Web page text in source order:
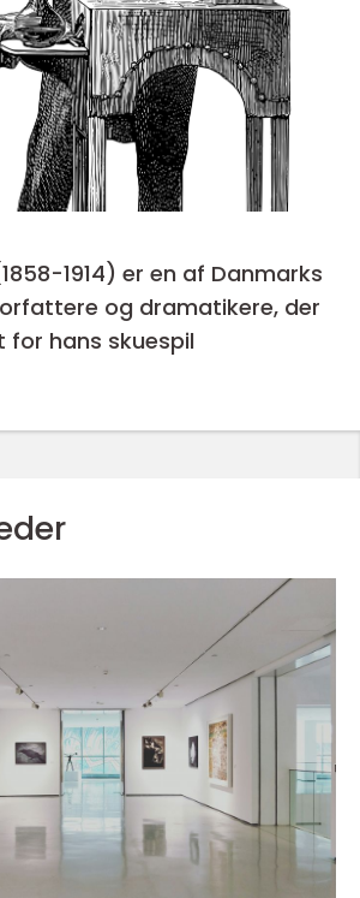
1914) er en af Danmarks
og dramatikere, der
for hans skuespil